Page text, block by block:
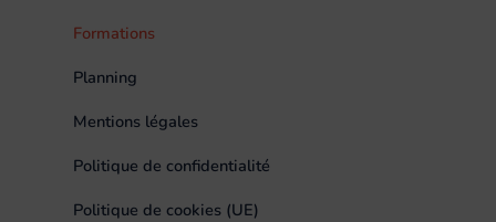
Formations
Planning
Mentions légales
Politique de confidentialité
Politique de cookies (UE)